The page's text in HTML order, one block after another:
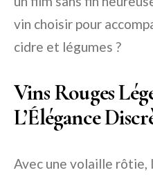
vin choisir pour
cidre et légumes ?
Vins Rouges
L’Élégance
Avec une volaille rôtie,